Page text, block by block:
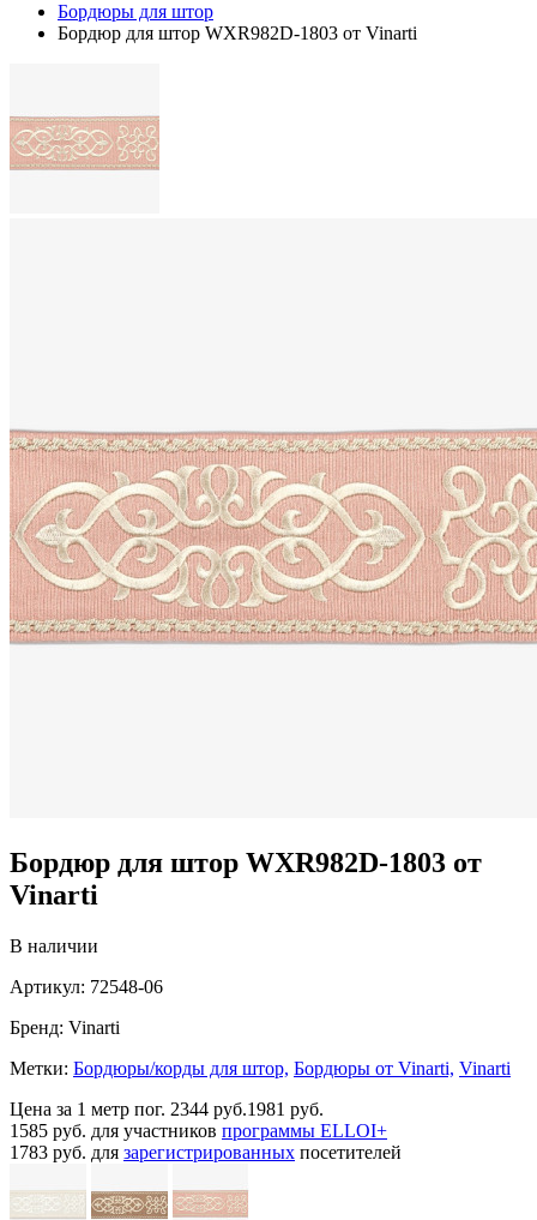
Бордюры для штор
Бордюр для штор WXR982D-1803 от Vinarti
Бордюр для штор WXR982D-1803 от
Vinarti
В наличии
Артикул: 72548-06
Бренд: Vinarti
Метки: Бордюры/корды для штор, Бордюры от Vinarti, Vinarti
Цена за 1 метр пог. 2344 руб.1981 руб.
1585 руб. для участников программы ELLOI+
1783 руб. для зарегистрированных посетителей